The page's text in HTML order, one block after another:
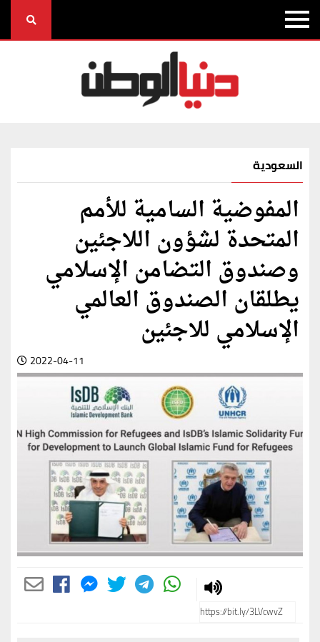
السعودية
المفوضية السامية للأمم
المتحدة لشؤون اللاجئين
وصندوق التضامن الإسلامي
يطلقان الصندوق العالمي
الإسلامي للاجئين
2022-04-11